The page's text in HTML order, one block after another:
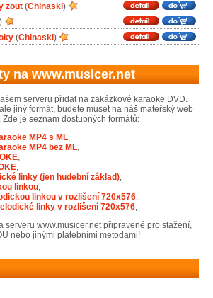
zout (Chinaski)
)
(Chinaski)
na www.musicer.net
serveru přidat na zakázkové karaoke DVD.
jiný formát, budete muset na náš mateřský web
je seznam dostupných formátů:
MP4 s ML,
MP4 bez ML,
,
,
linky (jen hudební základ),
linkou,
linkou v rozlišení 720x576,
linky v rozlišení 720x576,
serveru www.musicer.net připravené pro stažení,
nebo jinými platebními metodami!